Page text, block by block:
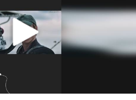
大V：马科斯把路走绝了
白海豚将正面袭击贯穿浙江
情侣平潭拍日出坠崖1死1伤
陈思诚零点晒照为佟丽娅庆生